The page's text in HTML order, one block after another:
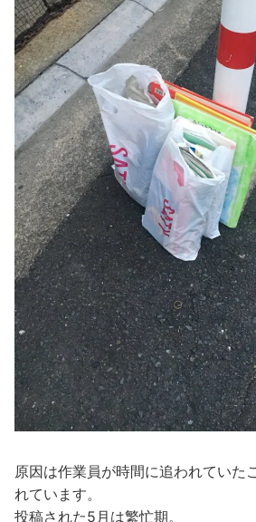
原因は作業員が時間に追われていた
れています。
投稿された5月は繁忙期。